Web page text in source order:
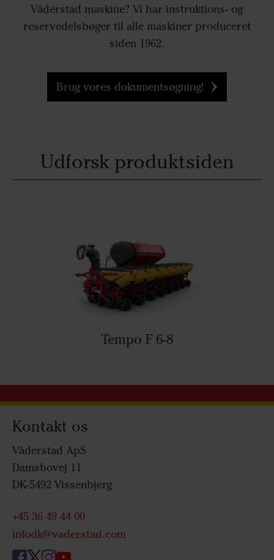
Väderstad maskine? Vi har instruktions- og
reservedelsbøger til alle maskiner produceret
siden 1962.
Brug vores dokumentsøgning!
Udforsk produktsiden
Tempo F 6-8
Kontakt os
Väderstad ApS
Damsbovej 11
DK-5492 Vissenbjerg
+45 36 49 44 00
infodk@vaderstad.com